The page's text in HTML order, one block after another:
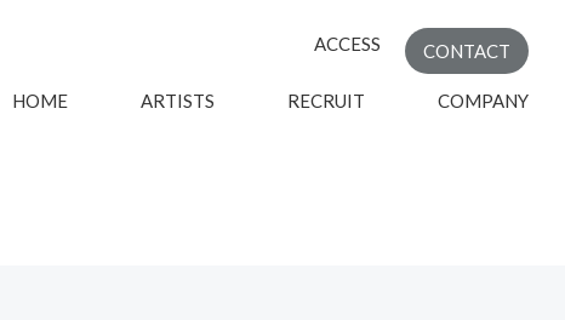
HOME ARTISTS RECRUIT COMPANY
ACCESS CONTACT